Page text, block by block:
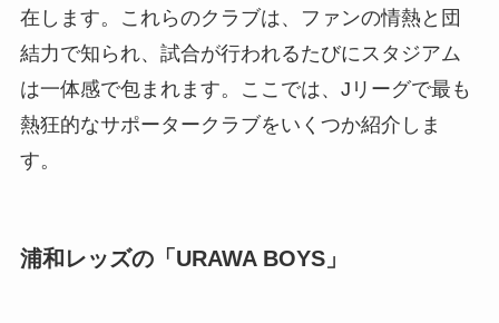
在します。これらのクラブは、ファンの情熱と団
結力で知られ、試合が行われるたびにスタジアム
は一体感で包まれます。ここでは、Jリーグで最も
熱狂的なサポータークラブをいくつか紹介しま
す。
浦和レッズの「URAWA BOYS」